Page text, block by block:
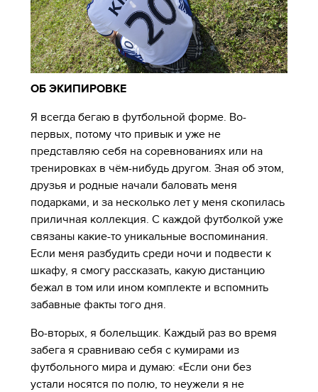
ОБ ЭКИПИРОВКЕ
Я всегда бегаю в футбольной форме. Во-
первых, потому что привык и уже не
представляю себя на соревнованиях или на
тренировках в чём-нибудь другом. Зная об этом,
друзья и родные начали баловать меня
подарками, и за несколько лет у меня скопилась
приличная коллекция. С каждой футболкой уже
связаны какие-то уникальные воспоминания.
Если меня разбудить среди ночи и подвести к
шкафу, я смогу рассказать, какую дистанцию
бежал в том или ином комплекте и вспомнить
забавные факты того дня.
Во-вторых, я болельщик. Каждый раз во время
забега я сравниваю себя с кумирами из
футбольного мира и думаю: «Если они без
устали носятся по полю, то неужели я не